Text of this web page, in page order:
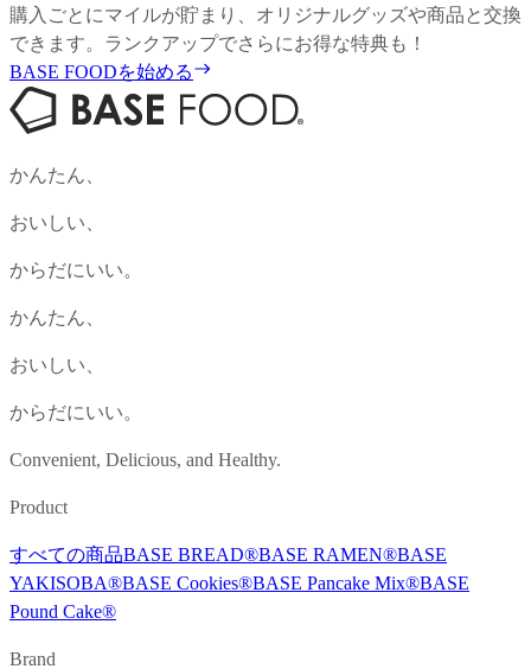
購入ごとにマイルが貯まり、オリジナルグッズや商品と交換
できます。ランクアップでさらにお得な特典も！
BASE FOODを始める
かんたん、
おいしい、
からだにいい。
かんたん、
おいしい、
からだにいい。
Convenient, Delicious, and Healthy.
Product
すべての商品BASE BREAD®︎BASE RAMEN®︎BASE
YAKISOBA®︎BASE Cookies®︎BASE Pancake Mix®︎BASE
Pound Cake®︎
Brand